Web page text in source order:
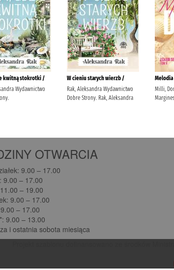
OTWARCIA
9.00 – 17.00
9.00 – 17.00
– 19.00
9.00 – 17.00
– 17.00
9.00 – 13.00
i ostatnia sobota miesiąca